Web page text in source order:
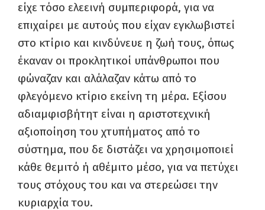
είχε τόσο ελεεινή συμπεριφορά, για να
επιχαίρει με αυτούς που είχαν εγκλωβιστεί
στο κτίριο και κινδύνευε η ζωή τους, όπως
έκαναν οι προκλητικοί υπάνθρωποι που
φώναζαν και αλάλαζαν κάτω από το
φλεγόμενο κτίριο εκείνη τη μέρα. Εξίσου
αδιαμφισβήτητ είναι η αριστοτεχνική
αξιοποίηση του χτυπήματος από το
σύστημα, που δε διστάζει να χρησιμοποιεί
κάθε θεμιτό ή αθέμιτο μέσο, για να πετύχει
τους στόχους του και να στερεώσει την
κυριαρχία του.